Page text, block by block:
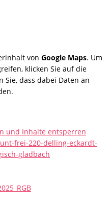
von Google Maps. Um
klicken Sie auf die
Sie, dass dabei Daten an
und Inhalte entsperren